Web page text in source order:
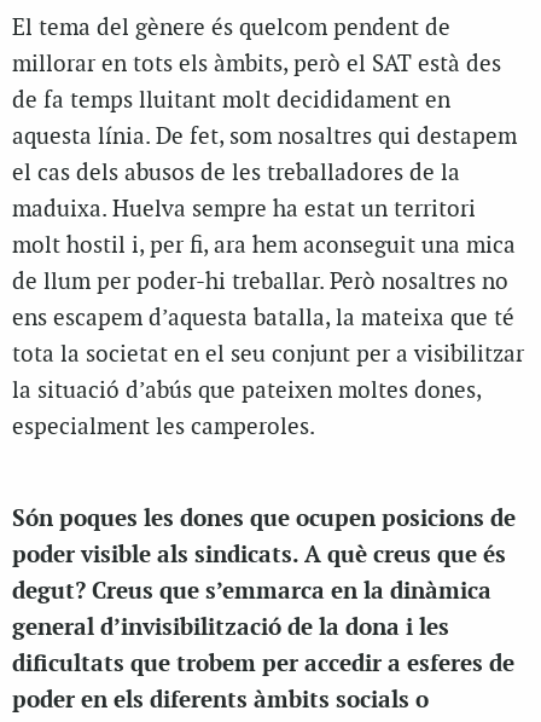
El tema del gènere és quelcom pendent de
millorar en tots els àmbits, però el SAT està des
de fa temps lluitant molt decididament en
aquesta línia. De fet, som nosaltres qui destapem
el cas dels abusos de les treballadores de la
maduixa. Huelva sempre ha estat un territori
molt hostil i, per fi, ara hem aconseguit una mica
de llum per poder-hi treballar. Però nosaltres no
ens escapem d’aquesta batalla, la mateixa que té
tota la societat en el seu conjunt per a visibilitzar
la situació d’abús que pateixen moltes dones,
especialment les camperoles.
Són poques les dones que ocupen posicions de
poder visible als sindicats. A què creus que és
degut? Creus que s’emmarca en la dinàmica
general d’invisibilització de la dona i les
dificultats que trobem per accedir a esferes de
poder en els diferents àmbits socials o